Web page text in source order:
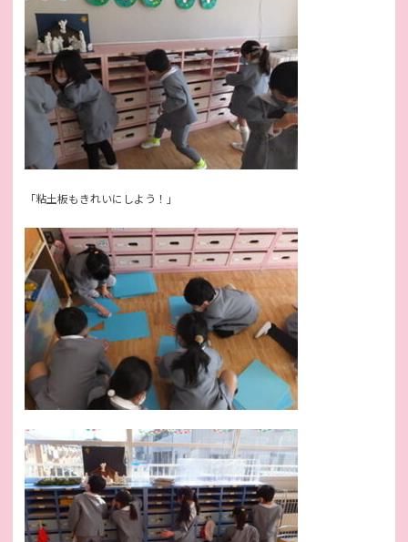
「粘土板もきれいにしよう！」